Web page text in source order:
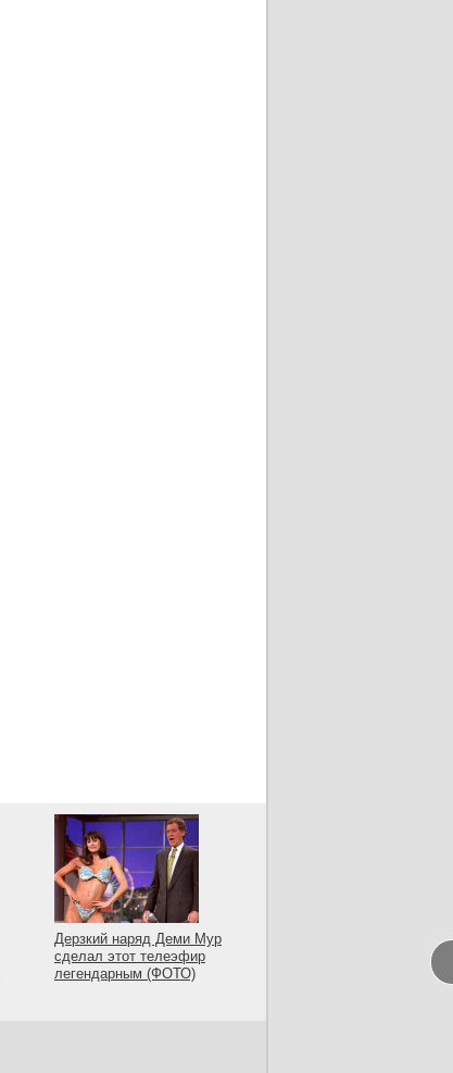
Дерзкий наряд Деми Мур
сделал этот телеэфир
легендарным (ФОТО)